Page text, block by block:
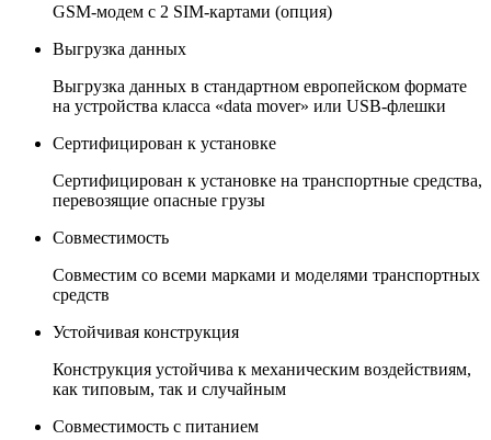
GSM-модем с 2 SIM-картами (опция)
Выгрузка данных
Выгрузка данных в стандартном европейском формате
на устройства класса «data mover» или USB-флешки
Сертифицирован к установке
Сертифицирован к установке на транспортные средства,
перевозящие опасные грузы
Совместимость
Совместим со всеми марками и моделями транспортных
средств
Устойчивая конструкция
Конструкция устойчива к механическим воздействиям,
как типовым, так и случайным
Совместимость с питанием